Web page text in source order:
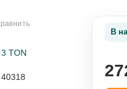
3 TON
40318
В